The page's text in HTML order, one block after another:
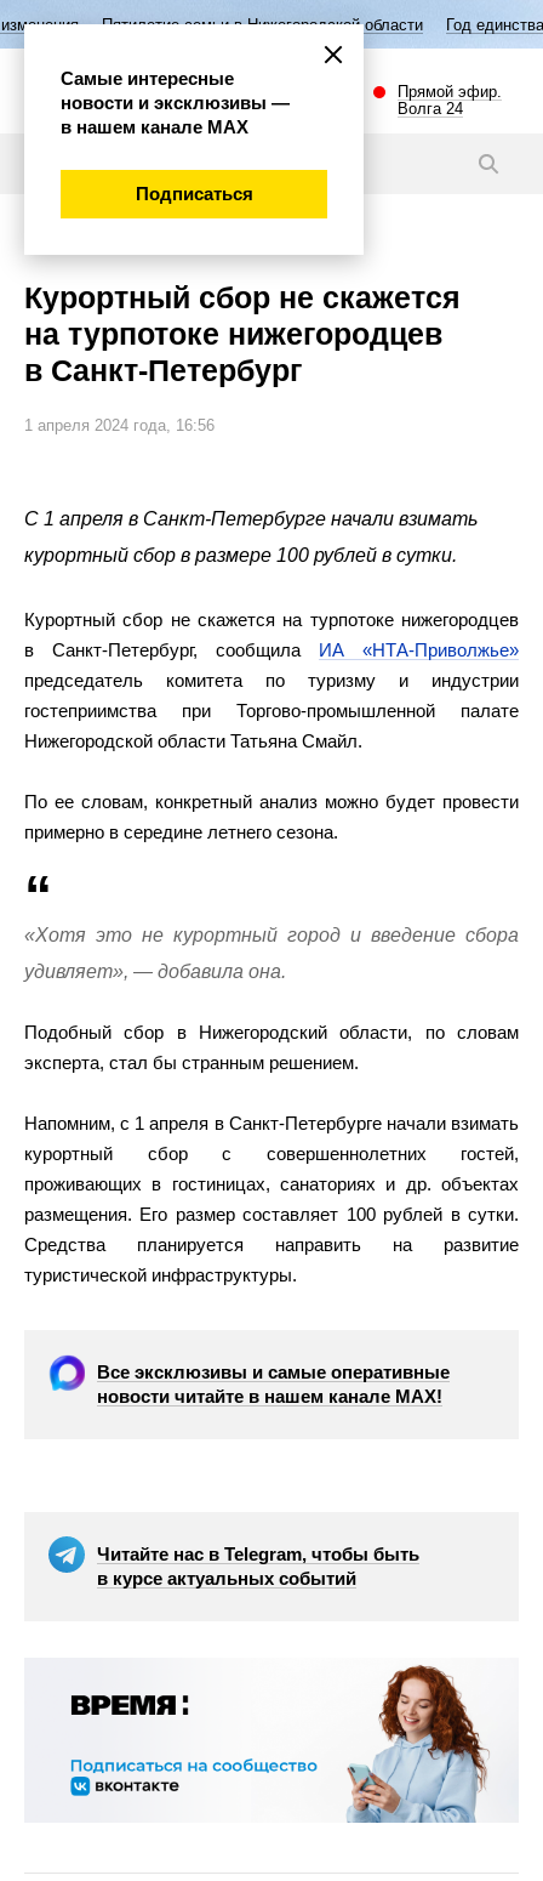
семьи в Нижегородской области Год единства народов России
Прямой эфир.
Волга 24
Курортный сбор не скажется
на турпотоке нижегородцев
в Санкт-Петербург
1 апреля 2024 года, 16:56
С 1 апреля в Санкт-Петербурге начали взимать
курортный сбор в размере 100 рублей в сутки.
Курортный сбор не скажется на турпотоке нижегородцев
в Санкт-Петербург, сообщила ИА «НТА-Приволжье»
председатель комитета по туризму и индустрии
гостеприимства при Торгово-промышленной палате
Нижегородской области Татьяна Смайл.
По ее словам, конкретный анализ можно будет провести
примерно в середине летнего сезона.
«Хотя это не курортный город и введение сбора
удивляет», — добавила она.
Подобный сбор в Нижегородский области, по словам
эксперта, стал бы странным решением.
Напомним, с 1 апреля в Санкт-Петербурге начали взимать
курортный сбор с совершеннолетних гостей,
проживающих в гостиницах, санаториях и др. объектах
размещения. Его размер составляет 100 рублей в сутки.
Средства планируется направить на развитие
туристической инфраструктуры.
Все эксклюзивы и самые оперативные
новости читайте в нашем канале МАХ!
Читайте нас в Telegram, чтобы быть
в курсе актуальных событий
Самые интересные
новости и эксклюзивы —
в нашем канале МАХ
Подписаться